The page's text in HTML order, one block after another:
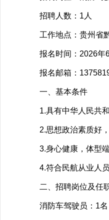
招聘人数： 1人
工作地点：贵州省
报名时间： 2026年
报名邮箱：
一、基本条件
1.具有中华人民共
2.思想政治素质好
3.身心健康，体型
4.符合民航从业人
二、招聘岗位及任
消防车驾驶员： 1名